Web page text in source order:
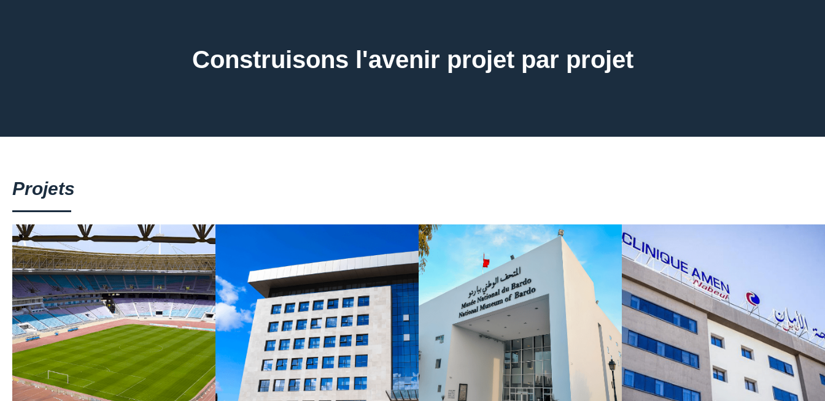
Construisons l'avenir projet par projet
Projets